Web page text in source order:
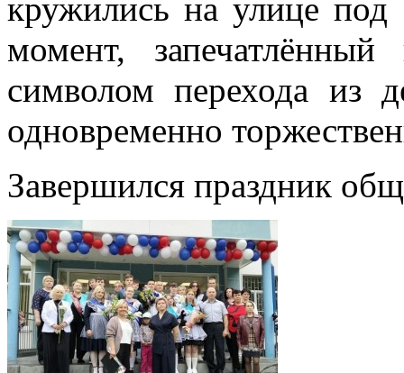
кружились на улице под
момент,
символом перехода из
одновременно
Завершился праздник